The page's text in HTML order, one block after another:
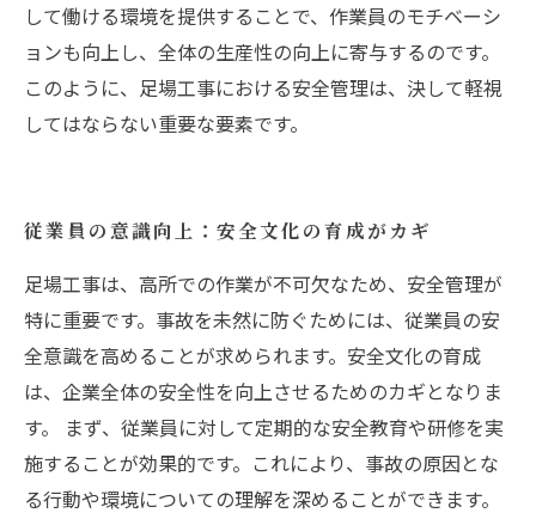
して働ける環境を提供することで、作業員のモチベーシ
ョンも向上し、全体の生産性の向上に寄与するのです。
このように、足場工事における安全管理は、決して軽視
してはならない重要な要素です。
従業員の意識向上：安全文化の育成がカギ
足場工事は、高所での作業が不可欠なため、安全管理が
特に重要です。事故を未然に防ぐためには、従業員の安
全意識を高めることが求められます。安全文化の育成
は、企業全体の安全性を向上させるためのカギとなりま
す。 まず、従業員に対して定期的な安全教育や研修を実
施することが効果的です。これにより、事故の原因とな
る行動や環境についての理解を深めることができます。